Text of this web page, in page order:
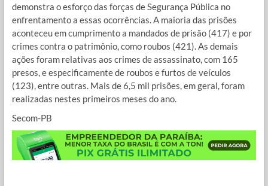
demonstra o esforço das forças de Segurança Pública no
enfrentamento a essas ocorrências. A maioria das prisões
aconteceu em cumprimento a mandados de prisão (417) e por
crimes contra o patrimônio, como roubos (421). As demais
ações foram relativas aos crimes de assassinato, com 165
presos, e especificamente de roubos e furtos de veículos
(123), entre outras. Mais de 6,5 mil prisões, em geral, foram
realizadas nestes primeiros meses do ano.
Secom-PB